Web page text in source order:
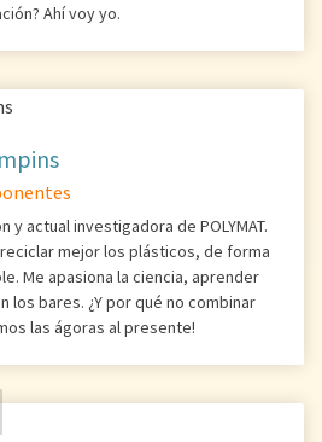
Ahí voy yo.
y actual investigadora de POLYMAT.
mejor los plásticos, de forma
Me apasiona la ciencia, aprender
los bares. ¿Y por qué no combinar
las ágoras al presente!